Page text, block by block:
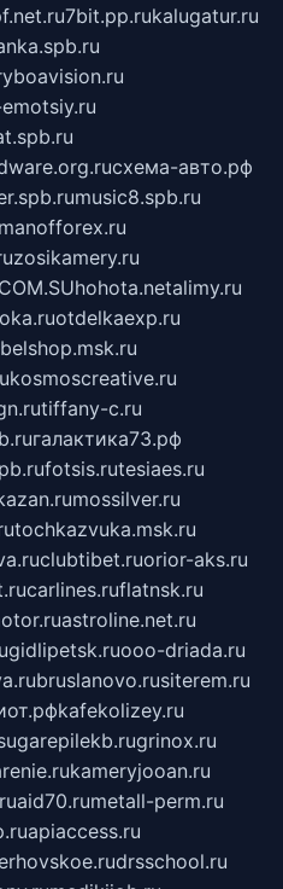
7bit.pp.rukalugatur.ru
схема-авто.рф
music8.spb.ru
zosikamery.ru
hohota.netalimy.ru
otdelkaexp.ru
kosmoscreative.ru
tiffany-c.ru
галактика73.рф
fotsis.rutesiaes.ru
mossilver.ru
tochkazvuka.msk.ru
clubtibet.ruorior-aks.ru
carlines.ruflatnsk.ru
astroline.net.ru
gidlipetsk.ruooo-driada.ru
bruslanovo.rusiterem.ru
kafekolizey.ru
grinox.ru
kameryjooan.ru
aid70.rumetall-perm.ru
apiaccess.ru
drsschool.ru